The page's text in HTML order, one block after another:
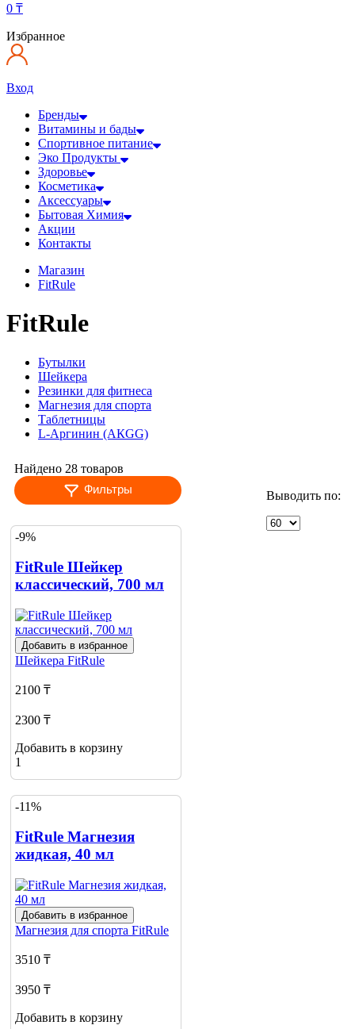
0 ₸
Избранное
Вход
Бренды
Витамины и бады
Спортивное питание
Эко Продукты
Здоровье
Косметика
Аксессуары
Бытовая Химия
Акции
Контакты
Магазин
FitRule
FitRule
Бутылки
Шейкера
Резинки для фитнеса
Магнезия для спорта
Таблетницы
L-Аргинин (АКGG)
Найдено 28 товаров
Фильтры
Выводить по:
-9%
FitRule Шейкер
классический, 700 мл
Добавить в избранное
Шейкера FitRule
2100 ₸
2300 ₸
Добавить в корзину
1
-11%
FitRule Магнезия
жидкая, 40 мл
Добавить в избранное
Магнезия для спорта FitRule
3510 ₸
3950 ₸
Добавить в корзину